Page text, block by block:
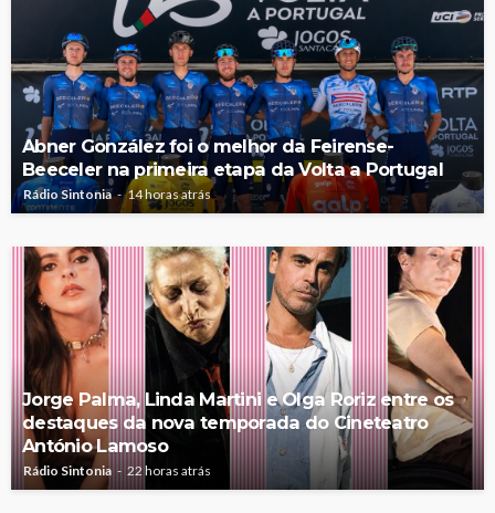
Abner González foi o melhor da Feirense-
Beeceler na primeira etapa da Volta a Portugal
Rádio Sintonia 14 horas atrás
Jorge Palma, Linda Martini e Olga Roriz entre os
destaques da nova temporada do Cineteatro
António Lamoso
Rádio Sintonia 22 horas atrás